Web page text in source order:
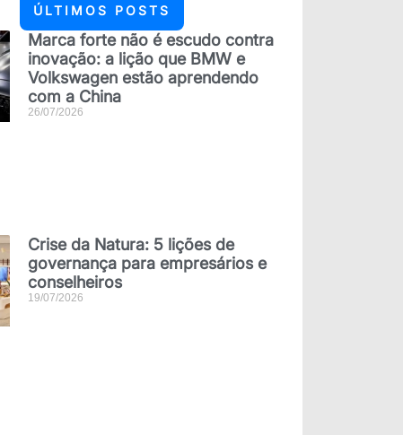
ÚLTIMOS POSTS
Marca forte não é escudo contra
inovação: a lição que BMW e
Volkswagen estão aprendendo
com a China
26/07/2026
Crise da Natura: 5 lições de
governança para empresários e
conselheiros
19/07/2026